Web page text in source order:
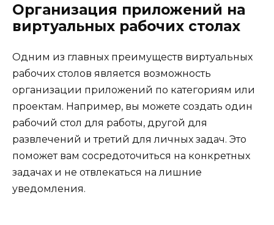
Организация приложений на
виртуальных рабочих столах
Одним из главных преимуществ виртуальных
рабочих столов является возможность
организации приложений по категориям или
проектам. Например, вы можете создать один
рабочий стол для работы, другой для
развлечений и третий для личных задач. Это
поможет вам сосредоточиться на конкретных
задачах и не отвлекаться на лишние
уведомления.